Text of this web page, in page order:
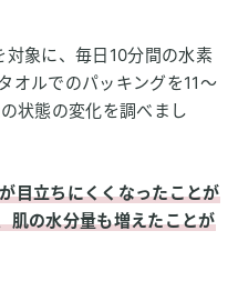
象に、毎日10分間の水素
オルでのパッキングを11～
状態の変化を調べまし
目立ちにくくなったことが
肌の水分量も増えたことが